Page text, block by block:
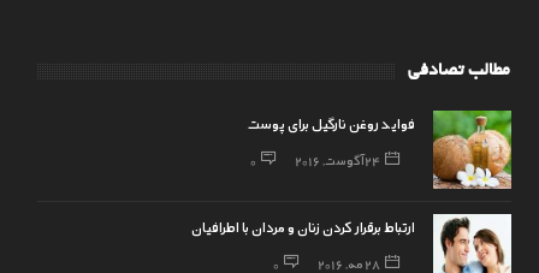
مطالب تصادفی
فواید روغن نارگیل برای پوست
24 آگوست, 2016 0
ارتباط برقرار کردن زنان و مردان با اطرافیان
28 مه, 2016 0